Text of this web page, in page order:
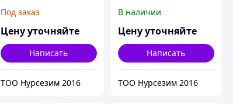
электродвигателей
Под заказ
Цену уточняйте
Написать
ТОО Нурсезим 2016
электродвигателей 56 -
355 габарита
В наличии
Цену уточняйте
Написать
ТОО Нурсезим 2016